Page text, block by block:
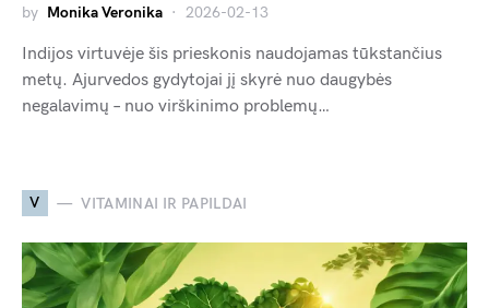
by Monika Veronika 2026-02-13
Indijos virtuvėje šis prieskonis naudojamas tūkstančius
metų. Ajurvedos gydytojai jį skyrė nuo daugybės
negalavimų – nuo virškinimo problemų…
V VITAMINAI IR PAPILDAI